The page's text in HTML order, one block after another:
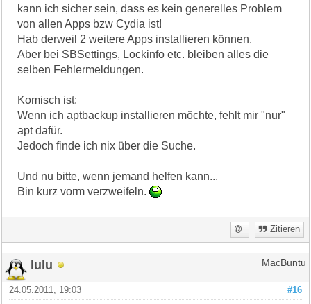
kann ich sicher sein, dass es kein generelles Problem
von allen Apps bzw Cydia ist!
Hab derweil 2 weitere Apps installieren können.
Aber bei SBSettings, Lockinfo etc. bleiben alles die
selben Fehlermeldungen.
Komisch ist:
Wenn ich aptbackup installieren möchte, fehlt mir "nur"
apt dafür.
Jedoch finde ich nix über die Suche.
Und nu bitte, wenn jemand helfen kann...
Bin kurz vorm verzweifeln.
Zitieren
lulu MacBuntu
#16
24.05.2011, 19:03